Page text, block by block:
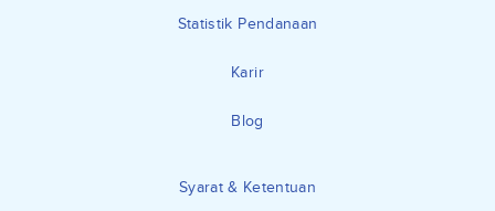
Statistik Pendanaan
Karir
Blog
Syarat & Ketentuan